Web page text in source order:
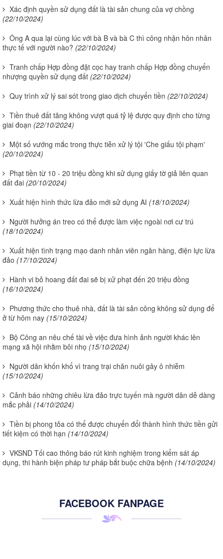
Xác định quyền sử dụng đất là tài sản chung của vợ chồng
(22/10/2024)
Ông A qua lại cùng lúc với bà B và bà C thì công nhận hôn nhân
thực tế với người nào? (22/10/2024)
Tranh chấp Hợp đồng đặt cọc hay tranh chấp Hợp đồng chuyển
nhượng quyền sử dụng đất (22/10/2024)
Quy trình xử lý sai sót trong giao dịch chuyển tiền (22/10/2024)
Tiền thuê đất tăng không vượt quá tỷ lệ được quy định cho từng
giai đoạn (22/10/2024)
Một số vướng mắc trong thực tiễn xử lý tội 'Che giấu tội phạm'
(20/10/2024)
Phạt tiền từ 10 - 20 triệu đồng khi sử dụng giấy tờ giả liên quan
đất đai (20/10/2024)
Xuất hiện hình thức lừa đảo mới sử dụng AI (18/10/2024)
Người hưởng án treo có thể được làm việc ngoài nơi cư trú
(18/10/2024)
Xuất hiện tình trạng mạo danh nhân viên ngân hàng, điện lực lừa
đảo (17/10/2024)
Hành vi bỏ hoang đất đai sẽ bị xử phạt đến 20 triệu đồng
(16/10/2024)
Phương thức cho thuê nhà, đất là tài sản công không sử dụng để
ở từ hôm nay (15/10/2024)
Bộ Công an nêu chế tài về việc đưa hình ảnh người khác lên
mạng xã hội nhằm bôi nhọ (15/10/2024)
Người dân khốn khổ vì trang trại chăn nuôi gây ô nhiễm
(15/10/2024)
Cảnh báo những chiêu lừa đảo trực tuyến mà người dân dễ dàng
mắc phải (14/10/2024)
Tiền bị phong tỏa có thể được chuyển đổi thành hình thức tiền gửi
tiết kiệm có thời hạn (14/10/2024)
VKSND Tối cao thông báo rút kinh nghiệm trong kiểm sát áp
dụng, thi hành biện pháp tư pháp bắt buộc chữa bệnh (14/10/2024)
FACEBOOK FANPAGE